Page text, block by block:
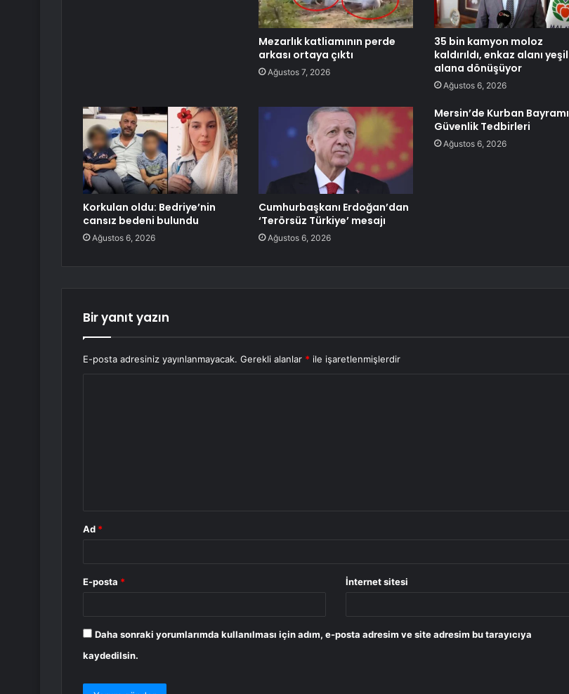
Mezarlık katliamının perde
arkası ortaya çıktı
Ağustos 7, 2026
35 bin kamyon moloz
kaldırıldı, enkaz alanı yeşil
alana dönüşüyor
Ağustos 6, 2026
Korkulan oldu: Bedriye’nin
cansız bedeni bulundu
Ağustos 6, 2026
Cumhurbaşkanı Erdoğan’dan
‘Terörsüz Türkiye’ mesajı
Ağustos 6, 2026
Mersin’de Kurban Bayramı
Güvenlik Tedbirleri
Ağustos 6, 2026
Bir yanıt yazın
E-posta adresiniz yayınlanmayacak. Gerekli alanlar * ile işaretlenmişlerdir
Ad *
E-posta * İnternet sitesi
Daha sonraki yorumlarımda kullanılması için adım, e-posta adresim ve site adresim bu tarayıcıya
kaydedilsin.